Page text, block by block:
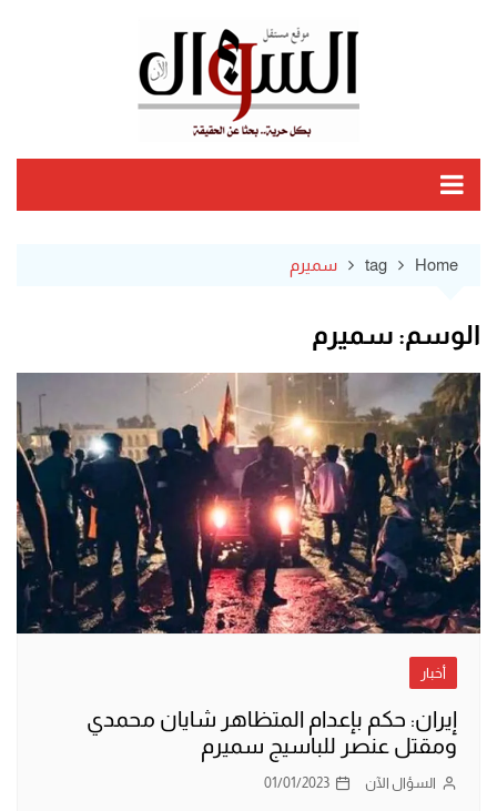
Home
tag سميرم
الوسم: سميرم
أخبار
إيران: حكم بإعدام المتظاهر شايان محمدي
ومقتل عنصر للباسيج سميرم
السؤال الآن 01/01/2023